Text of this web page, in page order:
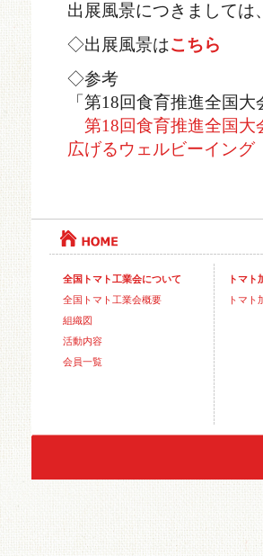
出展風景につきまして
◇出展風景はこちら
◇参考
「第18回食育推進全国
第18回食育推進全国大
広げるウェルビーイング
全国トマト工業会について
全国トマト工業会概要
組織図
活動内容
会員一覧
トマト
トマト